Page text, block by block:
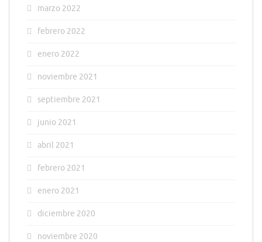
marzo 2022
febrero 2022
enero 2022
noviembre 2021
septiembre 2021
junio 2021
abril 2021
febrero 2021
enero 2021
diciembre 2020
noviembre 2020